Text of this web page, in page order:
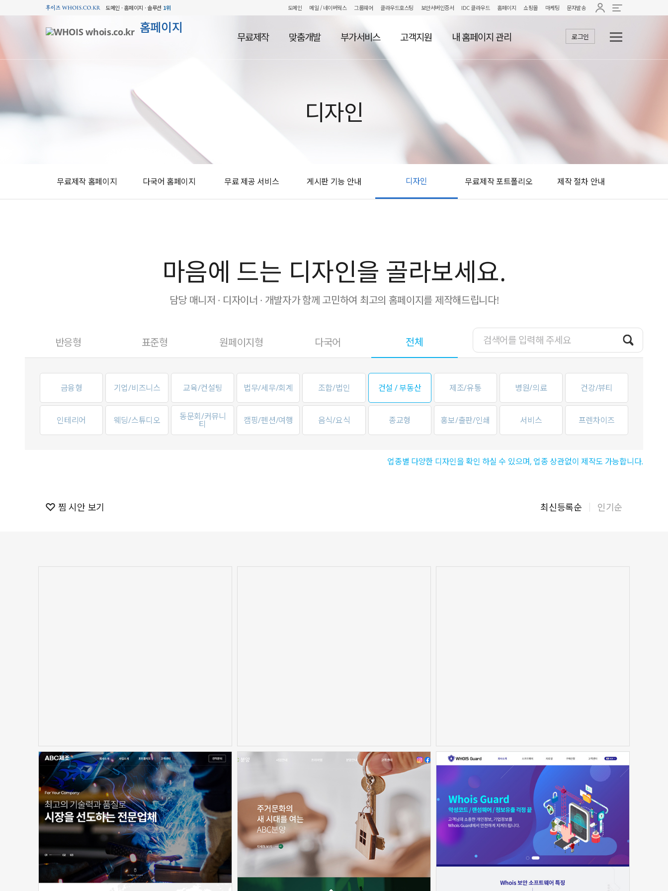
도메인 · 홈페이지 · 솔루션 1위 도메인 메일 / 네이버웍스 그룹웨어 클라우드호스팅 보안서버인증서 IDC 클라우드 홈페이지 쇼핑몰 마케팅 문자발송
홈페이지
무료제작 맞춤개발 부가서비스 고객지원 내 홈페이지 관리 로그인
디자인
무료제작 홈페이지 다국어 홈페이지 무료 제공 서비스 게시판 기능 안내 디자인 무료제작 포트폴리오 제작 절차 안내
마음에 드는 디자인을 골라보세요.
담당 매니저 · 디자이너 · 개발자가 함께 고민하여 최고의 홈페이지를 제작해드립니다!
반응형 표준형 원페이지형 다국어 전체
금융형 기업/비즈니스 교육/컨설팅 법무/세무/회계 조합/법인 건설 / 부동산 제조/유통 병원/의료 건강/뷰티
인테리어 웨딩/스튜디오 동문회/커뮤니
티 캠핑/펜션/여행 음식/요식 종교형 홍보/출판/인쇄 서비스 프렌차이즈
업종별 다양한 디자인을 확인 하실 수 있으며, 업종 상관없이 제작도 가능합니다.
찜 시안 보기 최신등록순 인기순
신청하기 신청하기 신청하기